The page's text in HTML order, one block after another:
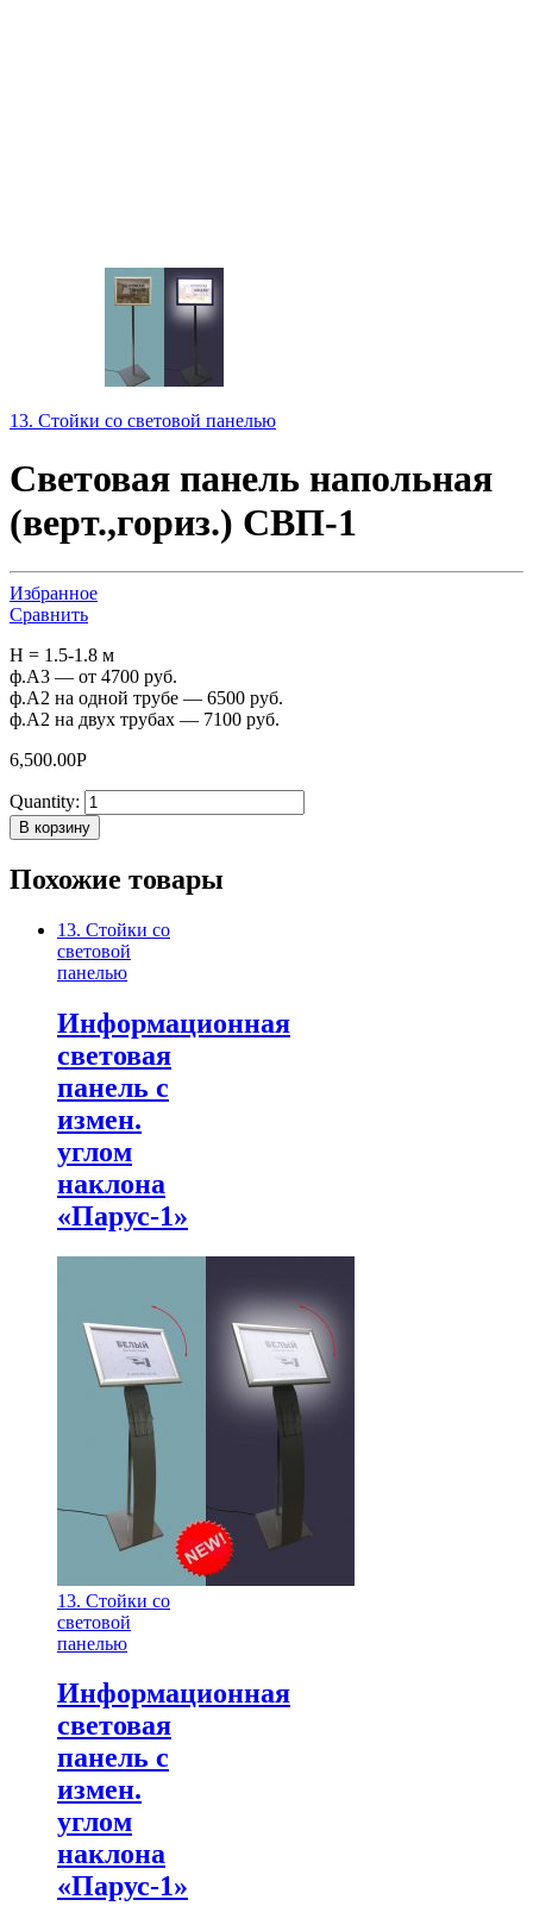
13. Стойки со световой панелью
Световая панель напольная
(верт.,гориз.) СВП-1
Избранное
Сравнить
H = 1.5-1.8 м
ф.А3 — от 4700 руб.
ф.А2 на одной трубе — 6500 руб.
ф.А2 на двух трубах — 7100 руб.
6,500.00Р
Quantity:
В корзину
Похожие товары
13. Стойки со
световой
панелью
Информационная
световая
панель с
измен.
углом
наклона
«Парус-1»
13. Стойки со
световой
панелью
Информационная
световая
панель с
измен.
углом
наклона
«Парус-1»